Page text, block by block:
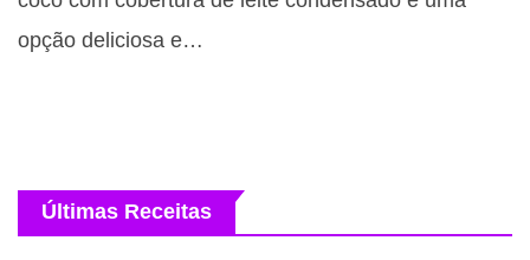
opção deliciosa e…
Últimas Receitas